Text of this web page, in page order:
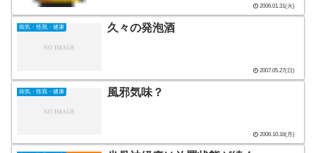
2006.01.31(火)
病気・怪我・健康 久々の発泡酒
2007.05.27(日)
病気・怪我・健康 風邪気味？
2006.10.16(月)